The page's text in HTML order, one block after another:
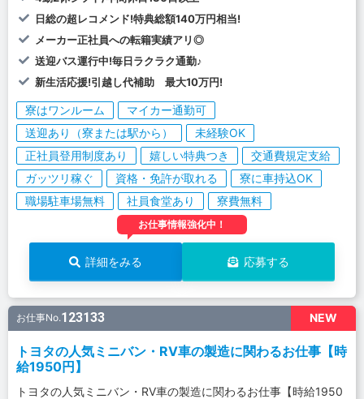
日総の超レコメンド!特典総額140万円相当!
メーカー正社員への転籍実績アリ◎
送迎バス運行中!毎日ラクラク通勤♪
新生活応援!引越し代補助 最大10万円!
寮はワンルーム
マイカー通勤可
送迎あり（寮または駅から）
未経験OK
正社員登用制度あり
嬉しい特典つき
交通費規定支給
ガッツリ稼ぐ
資格・免許が取れる
寮に車持込OK
職場駐車場無料
社員食堂あり 寮費無料
お仕事情報強化中！
詳細をみる 応募する
NEW
お仕事No.123133
トヨタの人気ミニバン・RV車の製造に関わるお仕事【時
給1950円】
トヨタの人気ミニバン・RV車の製造に関わるお仕事【時給1950